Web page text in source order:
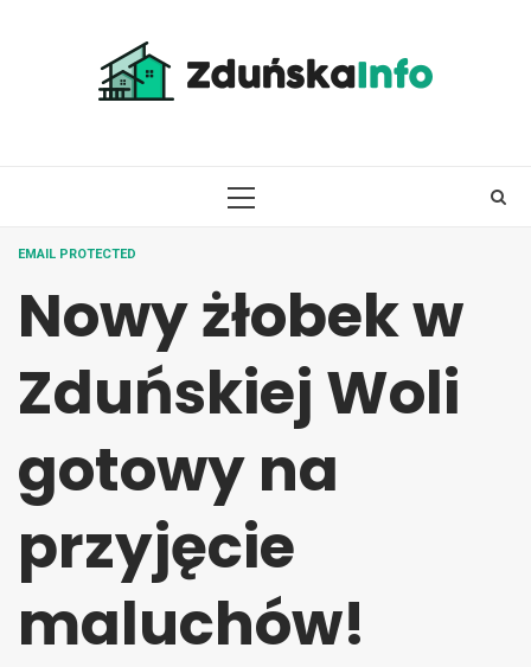
PRIMARY
EMAIL PROTECTED
Nowy żłobek w
Zduńskiej Woli
gotowy na
przyjęcie
maluchów!